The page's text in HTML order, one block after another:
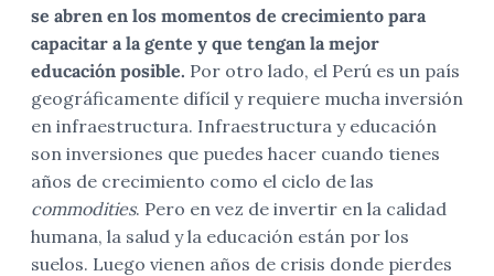
se abren en los momentos de crecimiento para
capacitar a la gente y que tengan la mejor
educación posible. Por otro lado, el Perú es un país
geográficamente difícil y requiere mucha inversión
en infraestructura. Infraestructura y educación
son inversiones que puedes hacer cuando tienes
años de crecimiento como el ciclo de las
commodities. Pero en vez de invertir en la calidad
humana, la salud y la educación están por los
suelos. Luego vienen años de crisis donde pierdes